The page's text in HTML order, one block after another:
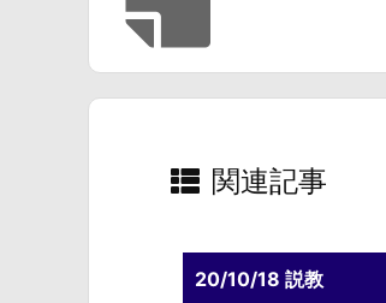
関連記事
20/10/18 説教